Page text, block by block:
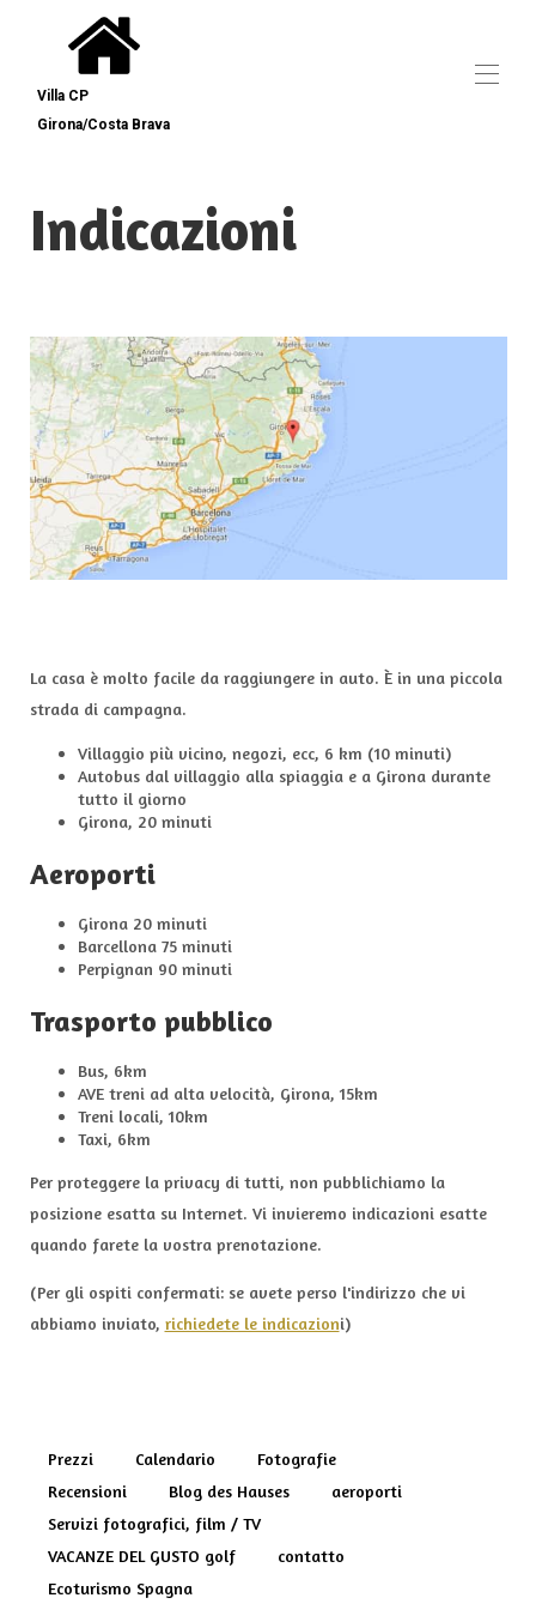
Villa CP
Girona/Costa Brava
Inizio
Prezzi
Recensioni
Indicazioni ▾
contatto
Indicazioni
La casa è molto facile da raggiungere in auto. È in una piccola
strada di campagna.
Villaggio più vicino, negozi, ecc, 6 km (10 minuti)
Autobus dal villaggio alla spiaggia e a Girona durante
tutto il giorno
Girona, 20 minuti
Aeroporti
Girona 20 minuti
Barcellona 75 minuti
Perpignan 90 minuti
Trasporto pubblico
Bus, 6km
AVE treni ad alta velocità, Girona, 15km
Treni locali, 10km
Taxi, 6km
Per proteggere la privacy di tutti, non pubblichiamo la
posizione esatta su Internet. Vi invieremo indicazioni esatte
quando farete la vostra prenotazione.
(Per gli ospiti confermati: se avete perso l'indirizzo che vi
abbiamo inviato, richiedete le indicazioni)
Prezzi Calendario
Fotografie
Recensioni
Blog des Hauses
aeroporti
Servizi fotografici, film / TV
VACANZE DEL GUSTO golf
contatto
Ecoturismo Spagna